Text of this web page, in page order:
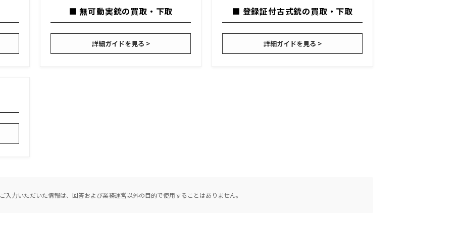
■ 無可動実銃の買取・下取
詳細ガイドを見る >
■ 登録証付古式銃の買取・下取
詳細ガイドを見る >
ご入力いただいた情報は、回答および業務運営以外の目的で使用することはありません。